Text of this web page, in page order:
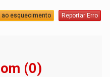
ao esquecimento Reportar Erro
(0)